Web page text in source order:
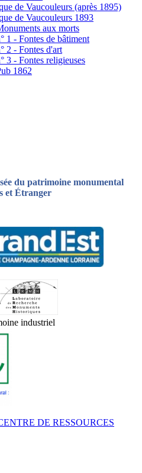
de Vaucouleurs (après 1895)
de Vaucouleurs 1893
aux morts
1 - Fontes de bâtiment
2 - Fontes d'art
3 - Fontes religieuses
1862
du patrimoine monumental
et Étranger
DE RESSOURCES